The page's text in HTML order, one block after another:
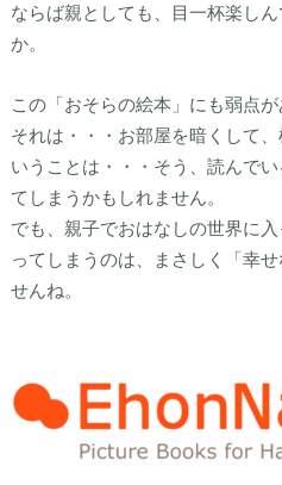
ならば親としても、目一杯楽し
か。
この「おそらの絵本」にも弱点が
それは・・・お部屋を暗くして
いうことは・・・そう、読んで
てしまうかもしれません。
でも、親子でおはなしの世界に
ってしまうのは、まさしく「幸
せんね。